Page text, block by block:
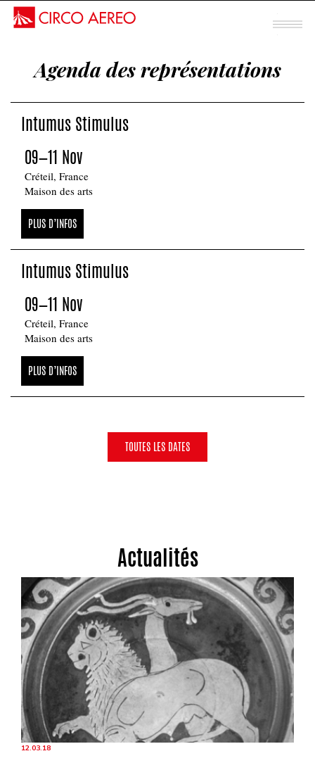
Spectacle mentalisme
Sous chapiteau
INTUMUS
Agenda des représentations
Intumus Stimulus
09—11 Nov
Créteil, France
Maison des arts
PLUS D’INFOS
Intumus Stimulus
09—11 Nov
Créteil, France
Maison des arts
PLUS D’INFOS
TOUTES LES DATES
Actualités
12.03.18